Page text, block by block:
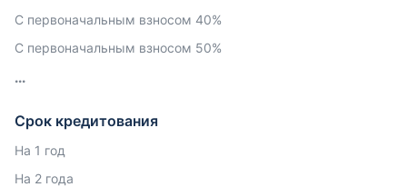
С первоначальным взносом 40%
С первоначальным взносом 50%
Срок кредитования
На 1 год
На 2 года